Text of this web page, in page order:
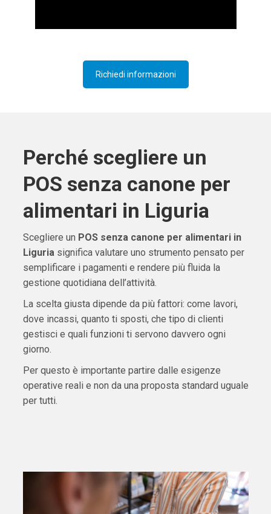
Richiedi informazioni
Perché scegliere un
POS senza canone per
alimentari in Liguria
Scegliere un POS senza canone per alimentari in
Liguriasignifica valutare uno strumento pensato per
semplificare i pagamenti e rendere più fluida la
gestione quotidiana dell’attività.
La scelta giusta dipende da più fattori: come lavori,
dove incassi, quanto ti sposti, che tipo di clienti
gestisci e quali funzioni ti servono davvero ogni
giorno.
Per questo è importante partire dalle esigenze
operative reali e non da una proposta standard uguale
per tutti.